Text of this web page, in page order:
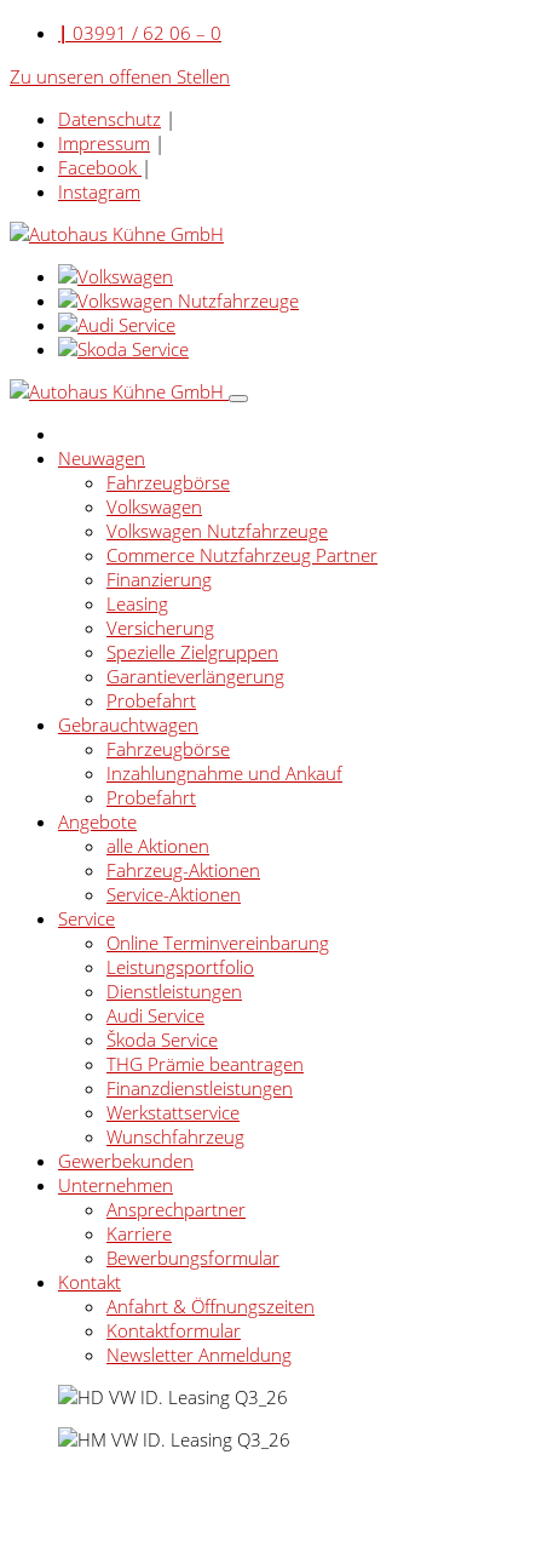
| 03991 / 62 06 – 0
Zu unseren offenen Stellen
Datenschutz |
Impressum |
Facebook |
Instagram
Neuwagen
Fahrzeugbörse
Volkswagen
Volkswagen Nutzfahrzeuge
Commerce Nutzfahrzeug Partner
Finanzierung
Leasing
Versicherung
Spezielle Zielgruppen
Garantieverlängerung
Probefahrt
Gebrauchtwagen
Fahrzeugbörse
Inzahlungnahme und Ankauf
Probefahrt
Angebote
alle Aktionen
Fahrzeug-Aktionen
Service-Aktionen
Service
Online Terminvereinbarung
Leistungsportfolio
Dienstleistungen
Audi Service
Škoda Service
THG Prämie beantragen
Finanzdienstleistungen
Werkstattservice
Wunschfahrzeug
Gewerbekunden
Unternehmen
Ansprechpartner
Karriere
Bewerbungsformular
Kontakt
Anfahrt & Öffnungszeiten
Kontaktformular
Newsletter Anmeldung